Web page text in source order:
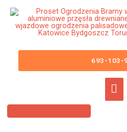
Przejdź
693-103-
Ogrodzenia
Płoty Panelowe
Ogrodzeniowe